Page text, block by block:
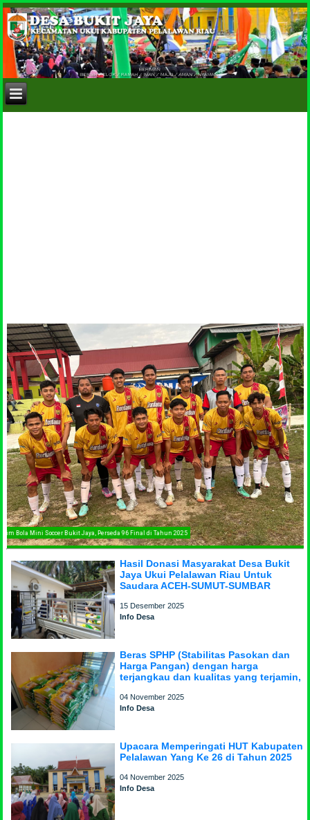
Tim Bola Mini Soccer Bukit Jaya, Perseda 96 Final di Tahun 2025
Hasil Donasi Masyarakat Desa Bukit
Jaya Ukui Pelalawan Riau Untuk
Saudara ACEH-SUMUT-SUMBAR
15 Desember 2025
Info Desa
Beras SPHP (Stabilitas Pasokan dan
Harga Pangan) dengan harga
terjangkau dan kualitas yang terjamin,
04 November 2025
Info Desa
Upacara Memperingati HUT Kabupaten
Pelalawan Yang Ke 26 di Tahun 2025
04 November 2025
Info Desa